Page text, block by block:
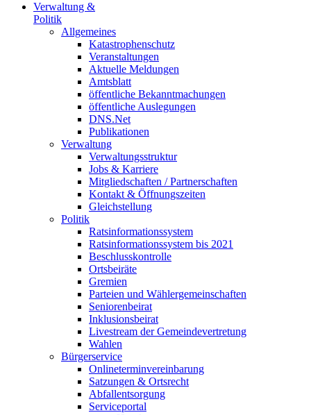
Verwaltung &
Politik
Allgemeines
Katastrophenschutz
Veranstaltungen
Aktuelle Meldungen
Amtsblatt
öffentliche Bekanntmachungen
öffentliche Auslegungen
DNS.Net
Publikationen
Verwaltung
Verwaltungsstruktur
Jobs & Karriere
Mitgliedschaften / Partnerschaften
Kontakt & Öffnungszeiten
Gleichstellung
Politik
Ratsinformationssystem
Ratsinformationssystem bis 2021
Beschlusskontrolle
Ortsbeiräte
Gremien
Parteien und Wählergemeinschaften
Seniorenbeirat
Inklusionsbeirat
Livestream der Gemeindevertretung
Wahlen
Bürgerservice
Onlineterminvereinbarung
Satzungen & Ortsrecht
Abfallentsorgung
Serviceportal